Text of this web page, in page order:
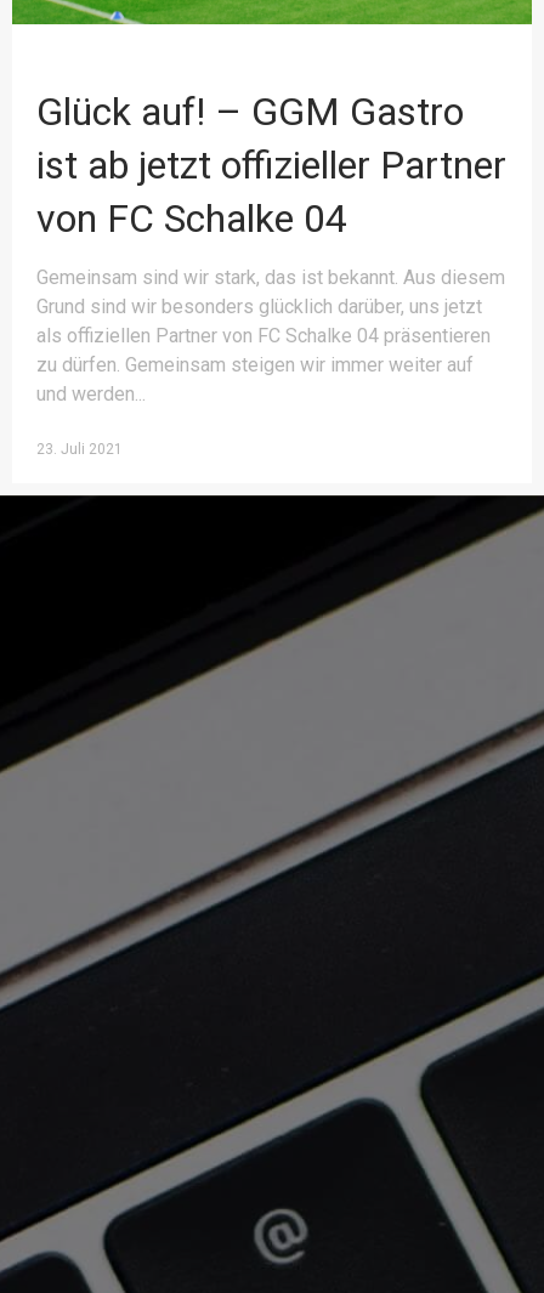
Glück auf! – GGM Gastro
ist ab jetzt offizieller Partner
von FC Schalke 04
Gemeinsam sind wir stark, das ist bekannt. Aus diesem
Grund sind wir besonders glücklich darüber, uns jetzt
als offiziellen Partner von FC Schalke 04 präsentieren
zu dürfen. Gemeinsam steigen wir immer weiter auf
und werden
23. Juli 2021